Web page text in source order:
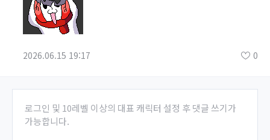
2026.06.15 19:17 0
로그인 및 10레벨 이상의 대표 캐릭터 설정 후 댓글 쓰기가
가능합니다.